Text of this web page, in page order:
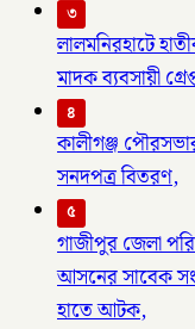
৩
লালমনিরহাটে
মাদক ব্যবসায়ী
৪
কালীগঞ্জ
সনদপত্র বিতরণ,
৫
গাজীপুর জেলা
আসনের সাবেক
হাতে আটক,